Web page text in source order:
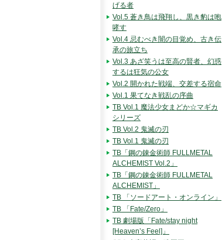
げる者
Vol.5 蒼き鳥は飛翔し、黒き豹は咆
哮す
Vol.4 忌むべき闇の目覚め、古き伝
承の旅立ち
Vol.3 あざ笑うは至高の賢者、幻惑
するは狂気の公女
Vol.2 開かれた戦端、交差する宿命
Vol.1 果てなき戦乱の序曲
TB Vol.1 魔法少女まどか☆マギカ
シリーズ
TB Vol.2 鬼滅の刃
TB Vol.1 鬼滅の刃
TB「鋼の錬金術師 FULLMETAL
ALCHEMIST Vol.2」
TB「鋼の錬金術師 FULLMETAL
ALCHEMIST」
TB 「ソードアート・オンライン」
TB 「Fate/Zero」
TB 劇場版「Fate/stay night
[Heaven’s Feel]」